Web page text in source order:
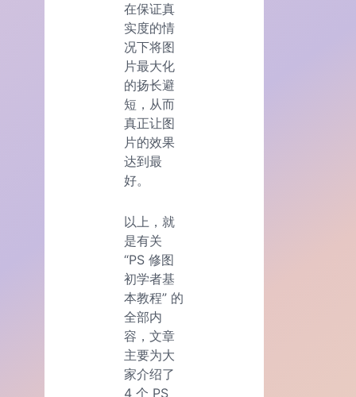
在保证真
实度的情
况下将图
片最大化
的扬长避
短，从而
真正让图
片的效果
达到最
好。
以上，就
是有关
“PS 修图
初学者基
本教程” 的
全部内
容，文章
主要为大
家介绍了
4 个 PS